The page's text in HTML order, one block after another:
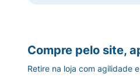
Compre pelo site,
Retire na loja com agilidade